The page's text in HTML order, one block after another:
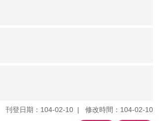
刊登日期：104-02-10 修改時間：104-02-10